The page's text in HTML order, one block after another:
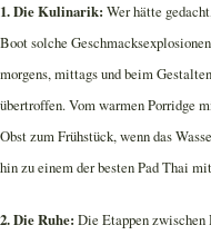
1. Die Kulinarik: Wer hätte
Boot solche
morgens, mittags und beim
übertroffen. Vom warmen Porridge
Obst zum Frühstück, wenn das
hin zu einem der besten Pad Thai
2. Die Ruhe: Die Etappen zwischen